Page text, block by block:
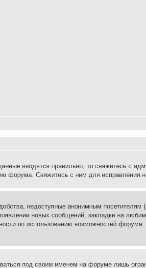
вводятся правильно, то свяжитесь с
форума. Свяжитесь с ним для исправления
недоступные анонимным посетителям
новых сообщений, закладки на
по использованию возможностей
под своим именем на форуме лишь